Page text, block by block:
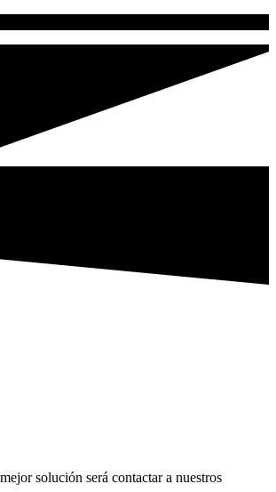
solución será contactar a nuestros